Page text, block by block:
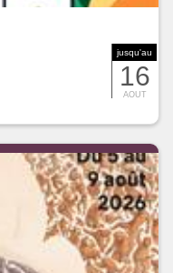
jusqu'au
16
AOUT